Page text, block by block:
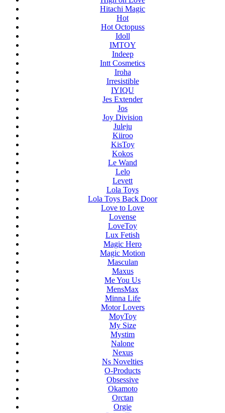
Hitachi Magic
Hot
Hot Octopuss
Idoll
IMTOY
Indeep
Intt Cosmetics
Iroha
Irresistible
IYIQU
Jes Extender
Jos
Joy Division
Juleju
Kiiroo
KisToy
Kokos
Le Wand
Lelo
Levett
Lola Toys
Lola Toys Back Door
Love to Love
Lovense
LoveToy
Lux Fetish
Magic Hero
Magic Motion
Masculan
Maxus
Me You Us
MensMax
Minna Life
Motor Lovers
MoyToy
My Size
Mystim
Nalone
Nexus
Ns Novelties
O-Products
Obsessive
Okamoto
Orctan
Orgie